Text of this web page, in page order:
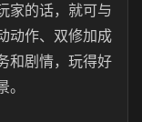
家的话，就可与
动作、双修加成
和剧情，玩得好